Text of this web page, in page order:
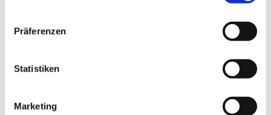
Präferenzen
Statistiken
Marketing